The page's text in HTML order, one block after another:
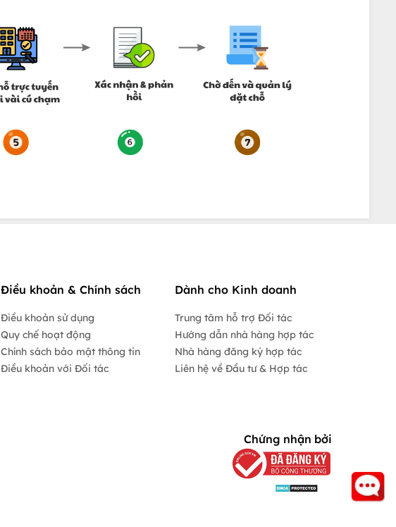
Điều khoản & Chính sách
Điều khoản sử dụng
Quy chế hoạt động
Chính sách bảo mật thông tin
Điều khoản với Đối tác
Dành cho Kinh doanh
Trung tâm hỗ trợ Đối tác
Hướng dẫn nhà hàng hợp tác
Nhà hàng đăng ký hợp tác
Liên hệ về Đầu tư & Hợp tác
Chứng nhận bởi